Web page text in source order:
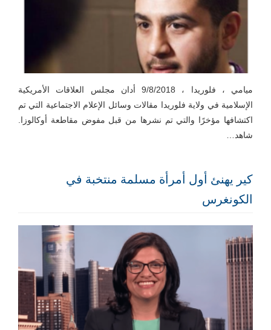
ميامي ، فلوريدا ، 9/8/2018 أدان مجلس العلاقات الأمريكية
الإسلامية في ولاية فلوريدا مقالات وسائل الإعلام الاجتماعية التي تم
اكتشافها مؤخرًا والتي تم نشرها من قبل مفوض مقاطعة أوكالوزا.
شاهد…
كير يهنئ أول أمرأة مسلمة منتخبة في
الكونغرس